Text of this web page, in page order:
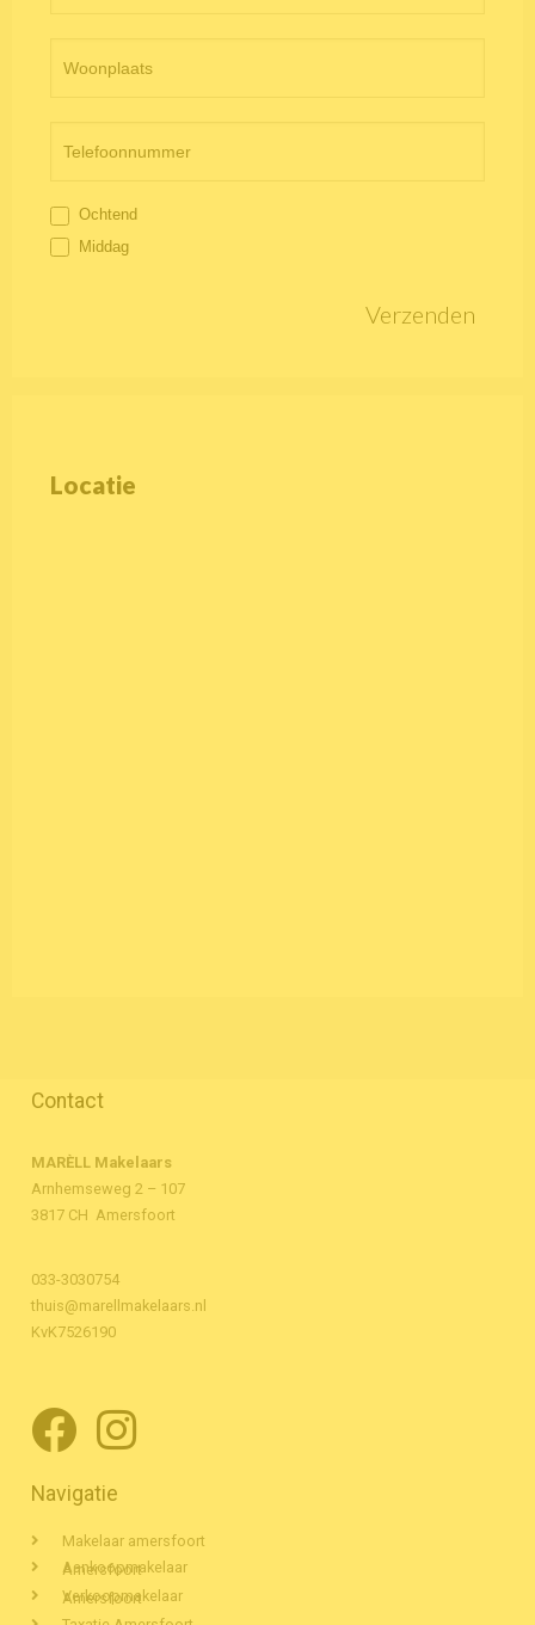
Ochtend
Middag
Verzenden
Locatie
Contact
MARÈLL Makelaars
Arnhemseweg 2 – 107
3817 CH Amersfoort
033-3030754
thuis@marellmakelaars.nl
KvK7526190
Navigatie
Makelaar amersfoort
Aankoopmakelaar Amersfoort
Verkoopmakelaar Amersfoort